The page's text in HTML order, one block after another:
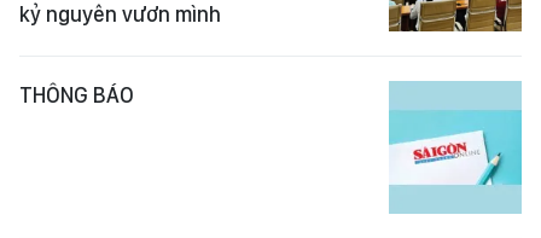
kỷ nguyên vươn mình
THÔNG BÁO